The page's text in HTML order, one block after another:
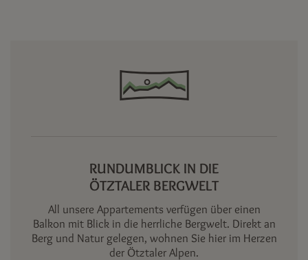
RUNDUMBLICK IN DIE
ÖTZTALER BERGWELT
All unsere Appartements verfügen über einen
Balkon mit Blick in die herrliche Bergwelt. Direkt an
Berg und Natur gelegen, wohnen Sie hier im Herzen
der Ötztaler Alpen.